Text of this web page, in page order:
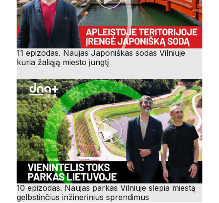
11 epizodas. Naujas Japoniškas sodas Vilniuje
kuria žaliąją miesto jungtį
10 epizodas. Naujas parkas Vilniuje slepia miestą
gelbstinčius inžinerinius sprendimus